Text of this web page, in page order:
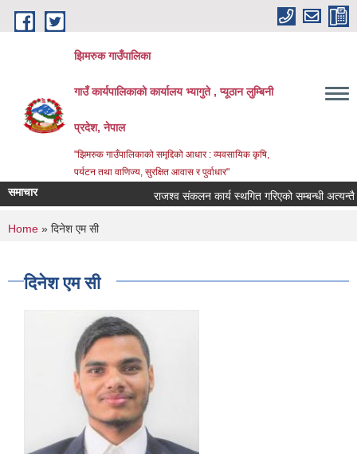
Skip to main content
झिमरुक गाउँपालिका
गाउँ कार्यपालिकाको कार्यालय भ्यागुते , प्यूठान लुम्बिनी
प्रदेश, नेपाल
"झिमरुक गाउँपालिकाको समृद्दिको आधार : व्यवसायिक कृषि,
पर्यटन तथा वाणिज्य, सुरक्षित आवास र पुर्वाधार"
समाचार राजश्व संकलन कार्य स्थगित गरिएको सम्बन्धी अत्यन्तै
You are here
Home » दिनेश एम सी
दिनेश एम सी